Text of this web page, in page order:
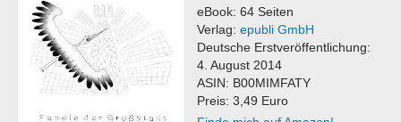
eBook: 64 Seiten
Verlag: epubli GmbH
Deutsche Erstveröffentlichung:
4. August 2014
ASIN: B00MIMFATY
Preis: 3,49 Euro